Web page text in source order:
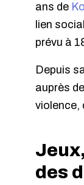
ans de
lien
prévu à
Depuis
auprès
violence,
des